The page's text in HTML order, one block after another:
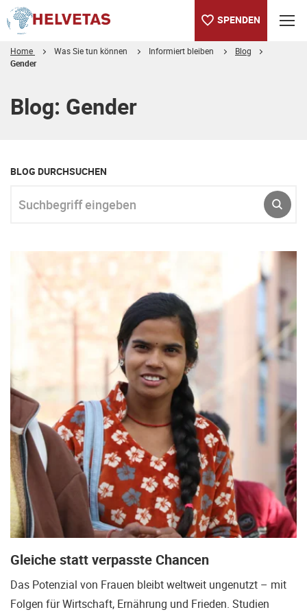
SPENDEN
Home Was Sie tun können Informiert bleiben
Blog
Gender
Blog: Gender
BLOG DURCHSUCHEN
Gleiche statt verpasste Chancen
Das Potenzial von Frauen bleibt weltweit ungenutzt – mit
Folgen für Wirtschaft, Ernährung und Frieden. Studien